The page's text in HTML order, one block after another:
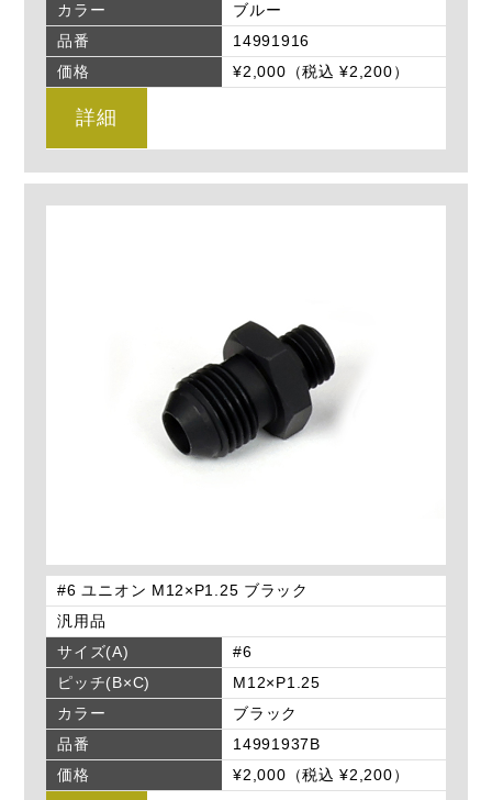
カラー
ブルー
品番
14991916
価格
¥2,000（税込 ¥2,200）
詳細
#6 ユニオン M12×P1.25 ブラック
汎用品
サイズ(A)
#6
ピッチ(B×C)
M12×P1.25
カラー
ブラック
品番
14991937B
価格
¥2,000（税込 ¥2,200）